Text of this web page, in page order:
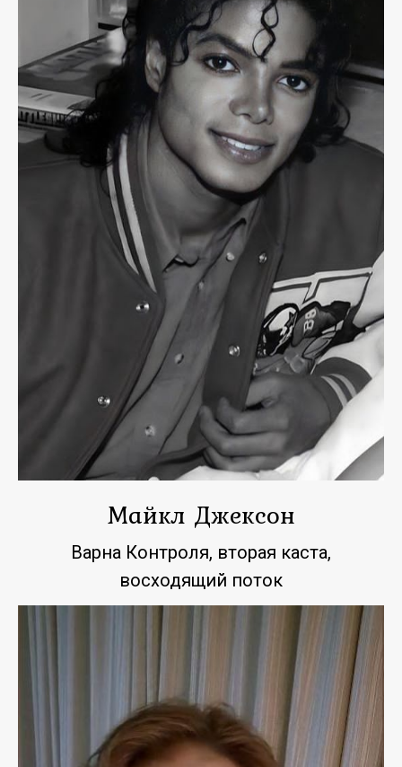
Майкл Джексон
Варна Контроля, вторая каста,
восходящий поток